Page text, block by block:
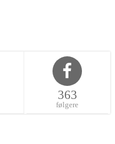
363
følgere